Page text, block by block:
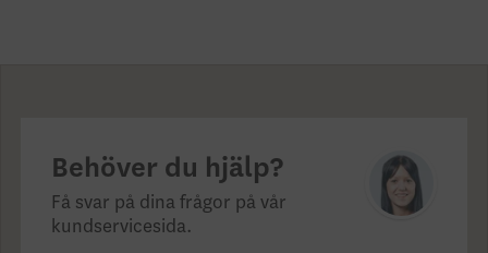
Behöver du hjälp?
Få svar på dina frågor på vår
kundservicesida.